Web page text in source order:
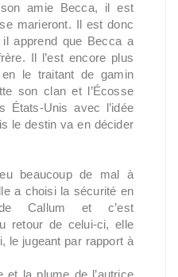
amie Becca, il est
marieront. Il est donc
apprend que Becca a
Il l’est encore plus
le traitant de gamin
son clan et l’Écosse
États-Unis avec l’idée
le destin va en décider
beaucoup de mal à
a choisi la sécurité en
Callum et c’est
retour de celui-ci, elle
le jugeant par rapport à